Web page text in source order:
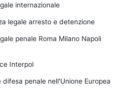
internazionale
legale arresto e detenzione
penale Roma Milano Napoli
Interpol
difesa penale nell'Unione Europea